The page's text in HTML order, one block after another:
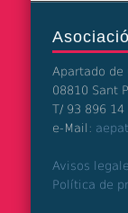
Apartado de
08810 Sant
T/ 93 896 14
e-Mail:
Avisos
Política de